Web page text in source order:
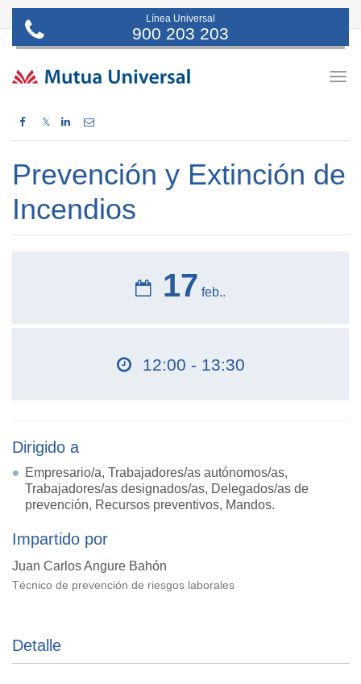
Línea Universal
900 203 203
𝕏
Prevención y Extinción de
Incendios
17 feb..
12:00 - 13:30
Dirigido a
Empresario/a, Trabajadores/as autónomos/as,
Trabajadores/as designados/as, Delegados/as de
prevención, Recursos preventivos, Mandos.
Impartido por
Juan Carlos Angure Bahón
Técnico de prevención de riesgos laborales
Detalle